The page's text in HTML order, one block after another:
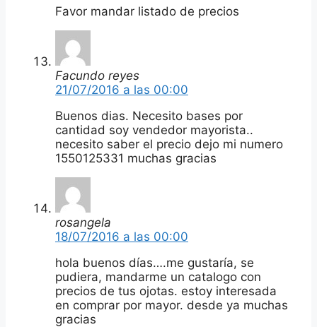
Favor mandar listado de precios
Facundo reyes
21/07/2016 a las 00:00
Buenos dias. Necesito bases por
cantidad soy vendedor mayorista..
necesito saber el precio dejo mi numero
1550125331 muchas gracias
rosangela
18/07/2016 a las 00:00
hola buenos días….me gustaría, se
pudiera, mandarme un catalogo con
precios de tus ojotas. estoy interesada
en comprar por mayor. desde ya muchas
gracias